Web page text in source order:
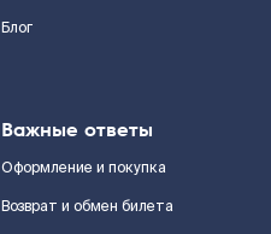
Блог
Важные ответы
Оформление и покупка
Возврат и обмен билета